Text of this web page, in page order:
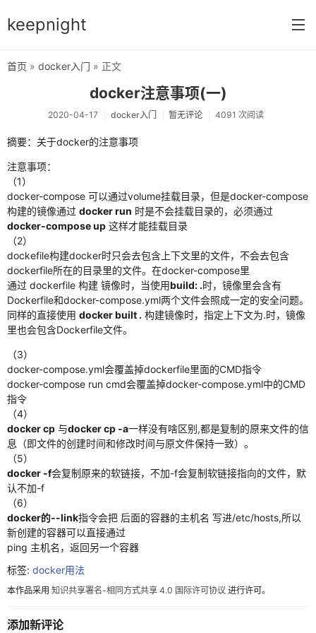
keepnight
分类
vm虚拟机
typecho指南
前端开发
网络配置
windows
python爬虫
selenium
es6语法
正则
linux
首页 » docker入门 » 正文
docker注意事项(一)
2020-04-17 docker入门 暂无评论 4091 次阅读
摘要：关于docker的注意事项
注意事项：
（1）
docker-compose 可以通过volume挂载目录，但是docker-compose
构建的镜像通过 docker run 时是不会挂载目录的，必须通过
docker-compose up 这样才能挂载目录
（2）
dockefile构建docker时只会去包含上下文里的文件，不会去包含
dockerfile所在的目录里的文件。在docker-compose里
通过 dockerfile 构建 镜像时，当使用build: .时，镜像里会含有
Dockerfile和docker-compose.yml两个文件会照成一定的安全问题。
同样的直接使用 docker built . 构建镜像时，指定上下文为.时，镜像
里也会包含Dockerfile文件。
（3）
docker-compose.yml会覆盖掉dockerfile里面的CMD指令
docker-compose run cmd会覆盖掉docker-compose.yml中的CMD
指令
（4）
docker cp 与docker cp -a一样没有啥区别,都是复制的原来文件的信
息（即文件的创建时间和修改时间与原文件保持一致）。
（5）
docker -f会复制原来的软链接，不加-f会复制软链接指向的文件，默
认不加-f
（6）
docker的--link指令会把 后面的容器的主机名 写进/etc/hosts,所以
新创建的容器可以直接通过
ping 主机名，返回另一个容器
标签: docker用法
本作品采用 知识共享署名-相同方式共享 4.0 国际许可协议 进行许可。
添加新评论